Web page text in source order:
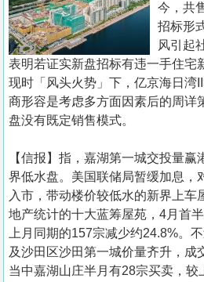
手
册
关
於
我
们
今，共
招标形
风引起
表明若证实新盘招标有违一手住宅
现时「风头火势」下，亿京海日湾
商形容是考虑多方面因素后的周详
盘没有既定销售模式。
【信报】指，嘉湖第一城交投量
界低水盘。美国联储局暂缓加息，
入市，带动楼价较低水的新界上车
地产统计的十大蓝筹屋苑，4月首
上月同期的157宗减少约24.8%。
及沙田区沙田第一城价量齐升，成
当中嘉湖山庄半月有28宗买卖，较